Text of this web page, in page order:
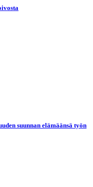
suunnan elämäänsä työn